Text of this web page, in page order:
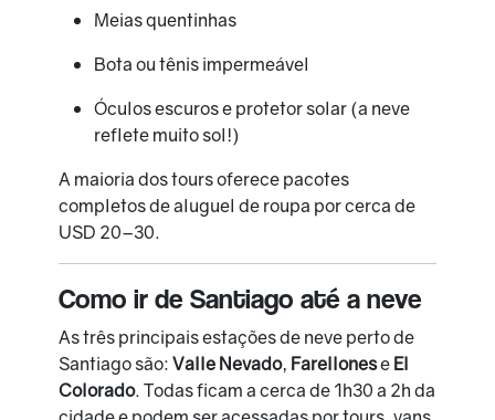
Meias quentinhas
Bota ou tênis impermeável
Óculos escuros e protetor solar (a neve
reflete muito sol!)
A maioria dos tours oferece pacotes
completos de aluguel de roupa por cerca de
USD 20–30.
Como ir de Santiago até a neve
As três principais estações de neve perto de
Santiago são: Valle Nevado, Farellonese El
Colorado. Todas ficam a cerca de 1h30 a 2h da